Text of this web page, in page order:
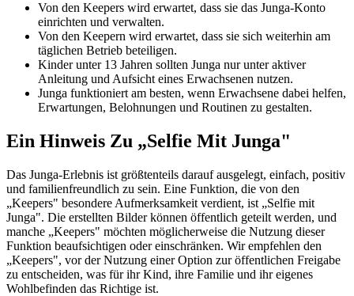
Von den Keepers wird erwartet, dass sie das Junga-Konto
einrichten und verwalten.
Von den Keepern wird erwartet, dass sie sich weiterhin am
täglichen Betrieb beteiligen.
Kinder unter 13 Jahren sollten Junga nur unter aktiver
Anleitung und Aufsicht eines Erwachsenen nutzen.
Junga funktioniert am besten, wenn Erwachsene dabei helfen,
Erwartungen, Belohnungen und Routinen zu gestalten.
Ein Hinweis Zu „Selfie Mit Junga"
Das Junga-Erlebnis ist größtenteils darauf ausgelegt, einfach, positiv
und familienfreundlich zu sein. Eine Funktion, die von den
„Keepers" besondere Aufmerksamkeit verdient, ist „Selfie mit
Junga". Die erstellten Bilder können öffentlich geteilt werden, und
manche „Keepers" möchten möglicherweise die Nutzung dieser
Funktion beaufsichtigen oder einschränken. Wir empfehlen den
„Keepers", vor der Nutzung einer Option zur öffentlichen Freigabe
zu entscheiden, was für ihr Kind, ihre Familie und ihr eigenes
Wohlbefinden das Richtige ist.